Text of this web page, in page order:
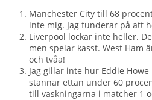
Manchester City till 68
inte mig. Jag funderar på att
Liverpool lockar inte heller.
men spelar kasst. West Ham
och tvåa!
Jag gillar inte hur Eddie
stannar ettan under 60
till vaskningarna i matcher 1